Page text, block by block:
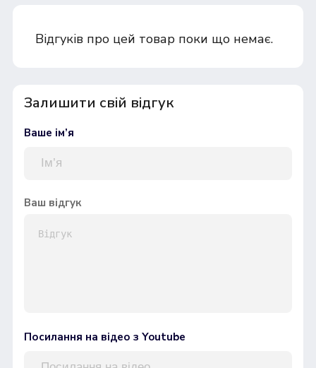
Відгуків про цей товар поки що немає.
Залишити свій відгук
Ваше ім’я
Ваш відгук
Посилання на відео з Youtube